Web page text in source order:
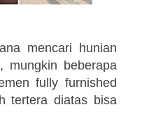
mencari hunian
mungkin beberapa
fully furnished
tertera diatas bisa